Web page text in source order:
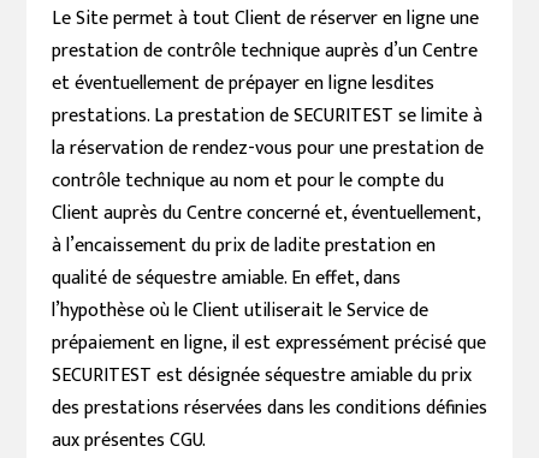
Le Site permet à tout Client de réserver en ligne une
prestation de contrôle technique auprès d’un Centre
et éventuellement de prépayer en ligne lesdites
prestations. La prestation de SECURITEST se limite à
la réservation de rendez-vous pour une prestation de
contrôle technique au nom et pour le compte du
Client auprès du Centre concerné et, éventuellement,
à l’encaissement du prix de ladite prestation en
qualité de séquestre amiable. En effet, dans
l’hypothèse où le Client utiliserait le Service de
prépaiement en ligne, il est expressément précisé que
SECURITEST est désignée séquestre amiable du prix
des prestations réservées dans les conditions définies
aux présentes CGU.